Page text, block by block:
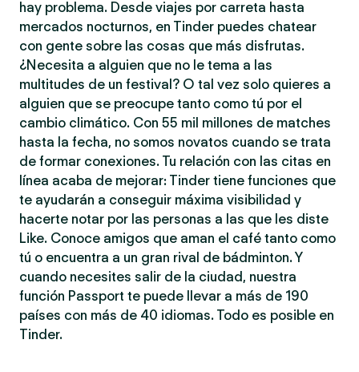
hay problema. Desde viajes por carreta hasta
mercados nocturnos, en Tinder puedes chatear
con gente sobre las cosas que más disfrutas.
¿Necesita a alguien que no le tema a las
multitudes de un festival? O tal vez solo quieres a
alguien que se preocupe tanto como tú por el
cambio climático. Con 55 mil millones de matches
hasta la fecha, no somos novatos cuando se trata
de formar conexiones. Tu relación con las citas en
línea acaba de mejorar: Tinder tiene funciones que
te ayudarán a conseguir máxima visibilidad y
hacerte notar por las personas a las que les diste
Like. Conoce amigos que aman el café tanto como
tú o encuentra a un gran rival de bádminton. Y
cuando necesites salir de la ciudad, nuestra
función Passport te puede llevar a más de 190
países con más de 40 idiomas. Todo es posible en
Tinder.